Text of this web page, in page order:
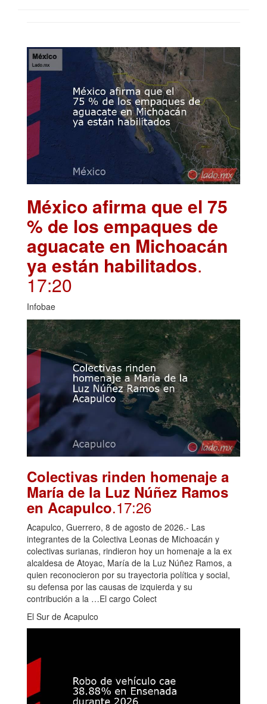
México afirma que el 75
% de los empaques de
aguacate en Michoacán
ya están habilitados.
17:20
Infobae
Colectivas rinden homenaje a
María de la Luz Núñez Ramos
en Acapulco.17:26
Acapulco, Guerrero, 8 de agosto de 2026.- Las
integrantes de la Colectiva Leonas de Michoacán y
colectivas surianas, rindieron hoy un homenaje a la ex
alcaldesa de Atoyac, María de la Luz Núñez Ramos, a
quien reconocieron por su trayectoria política y social,
su defensa por las causas de izquierda y su
contribución a la …El cargo Colect
El Sur de Acapulco